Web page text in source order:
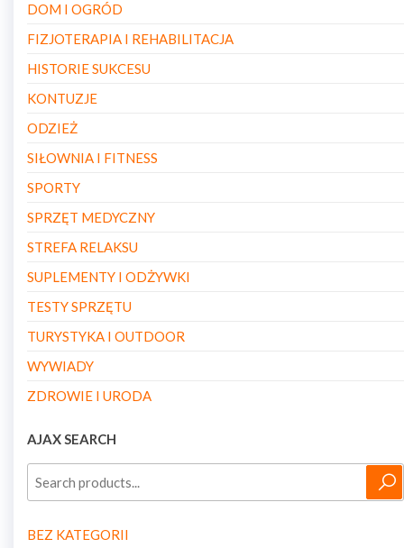
DOM I OGRÓD
FIZJOTERAPIA I REHABILITACJA
HISTORIE SUKCESU
KONTUZJE
ODZIEŻ
SIŁOWNIA I FITNESS
SPORTY
SPRZĘT MEDYCZNY
STREFA RELAKSU
SUPLEMENTY I ODŻYWKI
TESTY SPRZĘTU
TURYSTYKA I OUTDOOR
WYWIADY
ZDROWIE I URODA
AJAX SEARCH
BEZ KATEGORII